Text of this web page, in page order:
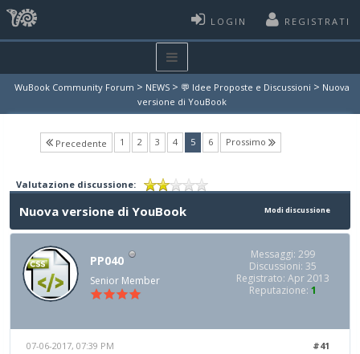
LOGIN REGISTRATI
WuBook Community Forum > NEWS > 💬 Idee Proposte e Discussioni > Nuova
versione di YouBook
Precedente 1 2 3 4 5(current)
6 Prossimo
Valutazione discussione:
Modi discussione
Nuova versione di YouBook
PP040
Senior Member
Messaggi: 299
Discussioni: 35
Registrato: Apr 2013
Reputazione: 1
#41
07-06-2017, 07:39 PM